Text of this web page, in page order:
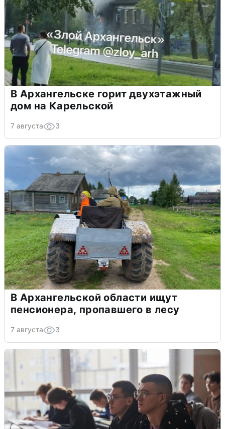
В Архангельске горит двухэтажный
дом на Карельской
7 августа 3
В Архангельской области ищут
пенсионера, пропавшего в лесу
7 августа 3